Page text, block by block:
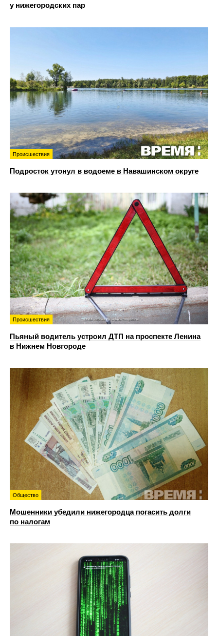
у нижегородских пар
Происшествия
Подросток утонул в водоеме в Навашинском округе
Происшествия
Пьяный водитель устроил ДТП на проспекте Ленина
в Нижнем Новгороде
Общество
Мошенники убедили нижегородца погасить долги
по налогам